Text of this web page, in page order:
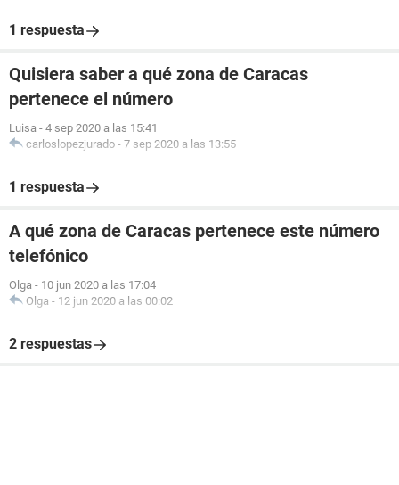
1 respuesta
Quisiera saber a qué zona de Caracas
pertenece el número
Luisa - 4 sep 2020 a las 15:41
carloslopezjurado - 7 sep 2020 a las 13:55
1 respuesta
A qué zona de Caracas pertenece este número
telefónico
Olga - 10 jun 2020 a las 17:04
Olga - 12 jun 2020 a las 00:02
2 respuestas